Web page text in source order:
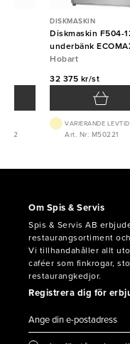
DISKMASKIN
Diskmaskin F504-
underbänk
Hobart
32 375 kr/st
VARIERANDE LEVTID
Art. Nr: M50221
Om Spis & Servis
Spis & Servis AB
restaurangsortiment
Vi tillhandahåller allt
caféer som finkrogar,
restaurangkedjor.
Registrera dig för